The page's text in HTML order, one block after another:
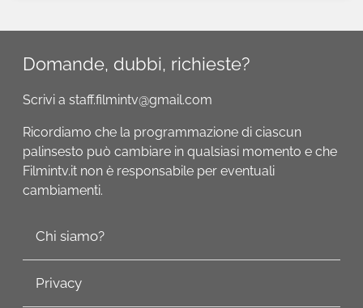
Domande, dubbi, richieste?
Scrivi a staff.filmintv@gmail.com
Ricordiamo che la programmazione di ciascun
palinsesto può cambiare in qualsiasi momento e che
Filmintv.it non è responsabile per eventuali
cambiamenti.
Chi siamo?
Privacy